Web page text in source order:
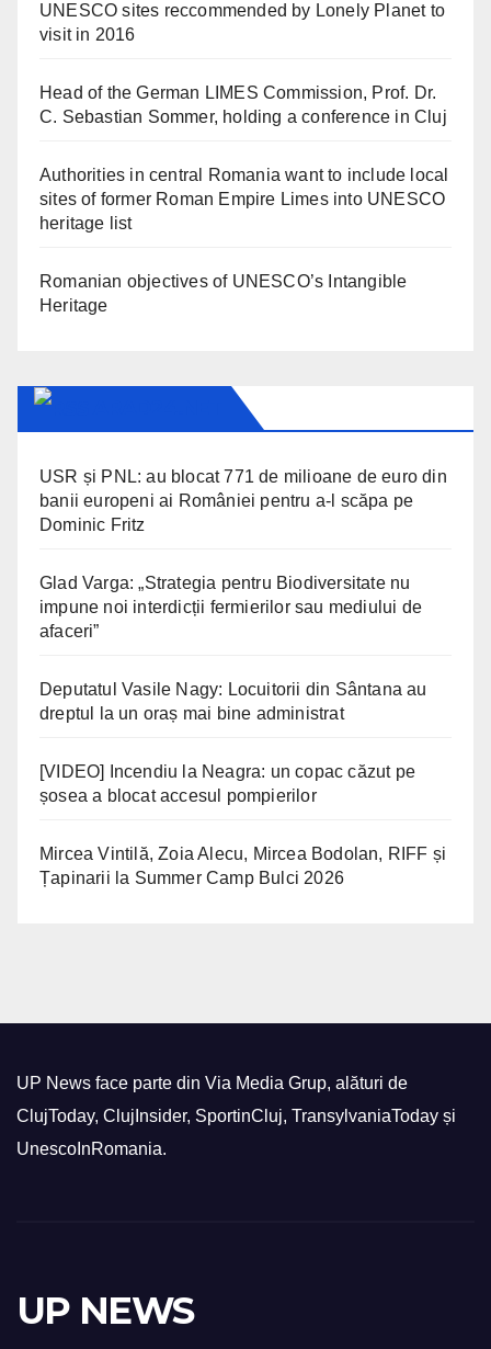
UNESCO sites reccommended by Lonely Planet to
visit in 2016
Head of the German LIMES Commission, Prof. Dr.
C. Sebastian Sommer, holding a conference in Cluj
Authorities in central Romania want to include local
sites of former Roman Empire Limes into UNESCO
heritage list
Romanian objectives of UNESCO’s Intangible
Heritage
USR și PNL: au blocat 771 de milioane de euro din
banii europeni ai României pentru a-l scăpa pe
Dominic Fritz
Glad Varga: „Strategia pentru Biodiversitate nu
impune noi interdicții fermierilor sau mediului de
afaceri”
Deputatul Vasile Nagy: Locuitorii din Sântana au
dreptul la un oraș mai bine administrat
[VIDEO] Incendiu la Neagra: un copac căzut pe
șosea a blocat accesul pompierilor
Mircea Vintilă, Zoia Alecu, Mircea Bodolan, RIFF și
Țapinarii la Summer Camp Bulci 2026
UP News face parte din Via Media Grup, alături de
ClujToday, ClujInsider, SportinCluj, TransylvaniaToday și
UnescoInRomania.
UP NEWS